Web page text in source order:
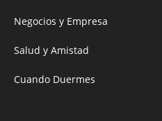
Negocios y Empresa
Salud y Amistad
Cuando Duermes